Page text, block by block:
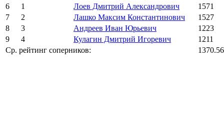
6
1 Лоев Дмитрий Александрович
1571
7
2 Лашко Максим Константинович
1527
8
3 Андреев Иван Юрьевич
1223
9
4 Кулагин Дмитрий Игоревич
1211
Ср. рейтинг соперников:
1370.56